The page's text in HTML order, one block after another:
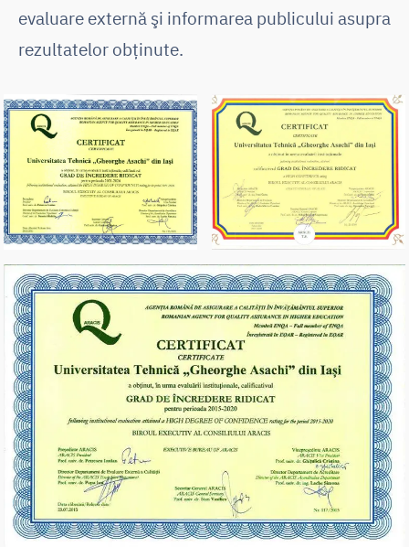
evaluare externă şi informarea publicului asupra
rezultatelor obţinute.